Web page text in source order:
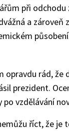
při odchodu
a zároveň
opravdu rád, že
prezident.
po vzdělávání
říct, že je